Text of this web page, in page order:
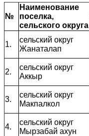
№
Наименование
поселка,
сельского округа
1.
сельский округ
Жанаталап
2.
сельский округ
Аккыр
3.
сельский округ
Макпалкол
4.
сельский округ
Мырзабай ахун